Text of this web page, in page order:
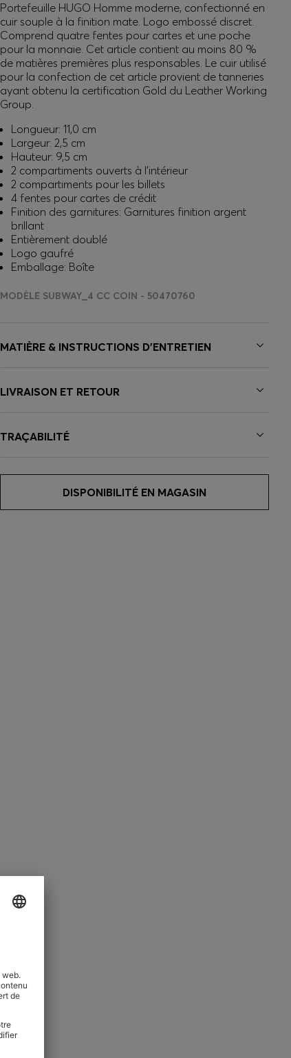
Portefeuille HUGO Homme moderne, confectionné en
cuir souple à la finition mate. Logo embossé discret.
Comprend quatre fentes pour cartes et une poche
pour la monnaie. Cet article contient au moins 80 %
de matières premières plus responsables. Le cuir utilisé
pour la confection de cet article provient de tanneries
ayant obtenu la certification Gold du Leather Working
Group.
Longueur: 11,0 cm
Largeur: 2,5 cm
Hauteur: 9,5 cm
2 compartiments ouverts à l’intérieur
2 compartiments pour les billets
4 fentes pour cartes de crédit
Finition des garnitures: Garnitures finition argent
brillant
Entièrement doublé
Logo gaufré
Emballage: Boîte
MODÈLE SUBWAY_4 CC COIN - 50470760
MATIÈRE & INSTRUCTIONS D’ENTRETIEN
LIVRAISON ET RETOUR
TRAÇABILITÉ
DISPONIBILITÉ EN MAGASIN